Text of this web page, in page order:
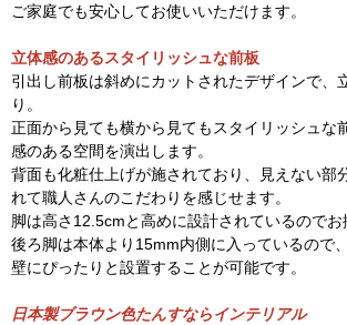
ご家庭でも安心してお使いいただけます。
立体感のあるスタイリッシュな前板
引出し前板は斜めにカットされたデザインで、
り。
正面から見ても横から見てもスタイリッシュな
感のある空間を演出します。
背面も化粧仕上げが施されており、見えない部
れて職人さんのこだわりを感じせます。
脚は高さ12.5cmと高めに設計されているのでお
後ろ脚は本体より15mm内側に入っているので
壁にぴったりと設置することが可能です。
日本製ブラウン色たんすならインテリアル